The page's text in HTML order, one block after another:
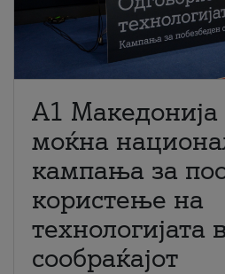
A1 Македонија
моќна
кампања за
користење на
технологијата
сообраќајот